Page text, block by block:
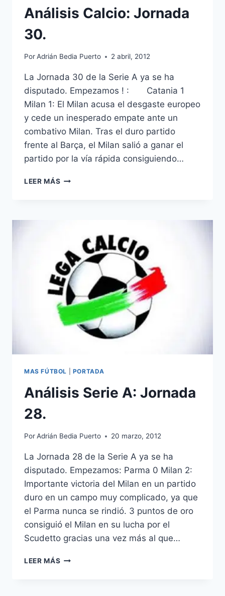
Análisis Calcio: Jornada
30.
PorAdrián Bedia Puerto 2 abril, 2012
La Jornada 30 de la Serie A ya se ha
disputado. Empezamos ! : Catania 1
Milan 1: El Milan acusa el desgaste europeo
y cede un inesperado empate ante un
combativo Milan. Tras el duro partido
frente al Barça, el Milan salió a ganar el
partido por la vía rápida consiguiendo…
LEER MÁS ANÁLISIS
MAS FÚTBOL PORTADA
Análisis Serie A: Jornada
28.
PorAdrián Bedia Puerto 20 marzo, 2012
La Jornada 28 de la Serie A ya se ha
disputado. Empezamos: Parma 0 Milan 2:
Importante victoria del Milan en un partido
duro en un campo muy complicado, ya que
el Parma nunca se rindió. 3 puntos de oro
consiguió el Milan en su lucha por el
Scudetto gracias una vez más al que…
LEER MÁS ANÁLISIS